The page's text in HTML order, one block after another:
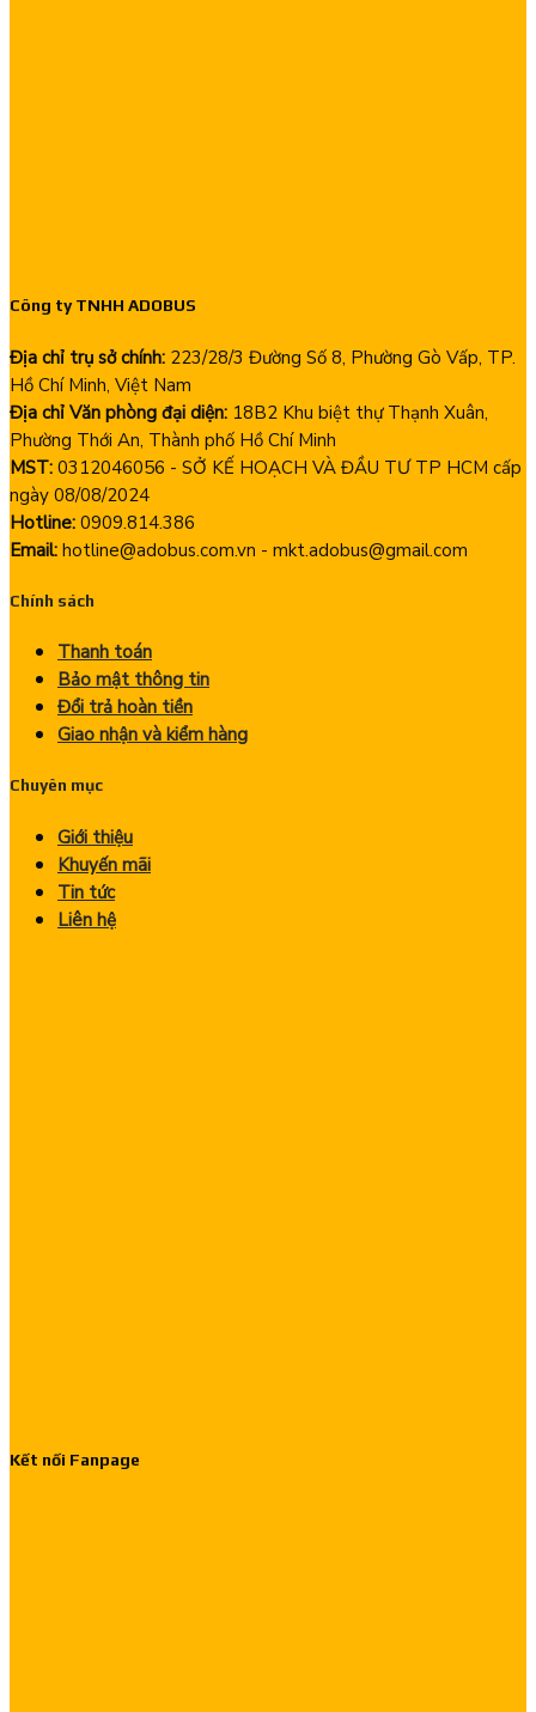
Công ty TNHH ADOBUS
Địa chỉ trụ sở chính: 223/28/3 Đường Số 8, Phường Gò Vấp, TP.
Hồ Chí Minh, Việt Nam
Địa chỉ Văn phòng đại diện: 18B2 Khu biệt thự Thạnh Xuân,
Phường Thới An, Thành phố Hồ Chí Minh
MST: 0312046056 - SỞ KẾ HOẠCH VÀ ĐẦU TƯ TP HCM cấp
ngày 08/08/2024
Hotline: 0909.814.386
Email: hotline@adobus.com.vn - mkt.adobus@gmail.com
Chính sách
Thanh toán
Bảo mật thông tin
Đổi trả hoàn tiền
Giao nhận và kiểm hàng
Chuyên mục
Giới thiệu
Khuyến mãi
Tin tức
Liên hệ
Kết nối Fanpage